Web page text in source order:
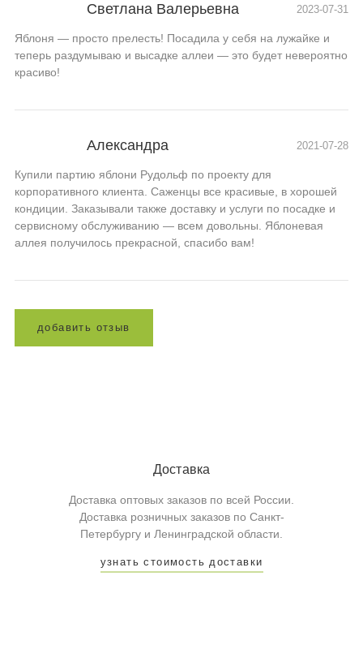
Светлана Валерьевна 2023-07-31
Яблоня — просто прелесть! Посадила у себя на лужайке и
теперь раздумываю и высадке аллеи — это будет невероятно
красиво!
Александра 2021-07-28
Купили партию яблони Рудольф по проекту для
корпоративного клиента. Саженцы все красивые, в хорошей
кондиции. Заказывали также доставку и услуги по посадке и
сервисному обслуживанию — всем довольны. Яблоневая
аллея получилось прекрасной, спасибо вам!
доба вит ь отз ыв
Доставка
Доставка оптовых заказов по всей России.
Доставка розничных заказов по Санкт-
Петербургу и Ленинградской области.
узнать стоимость доставки